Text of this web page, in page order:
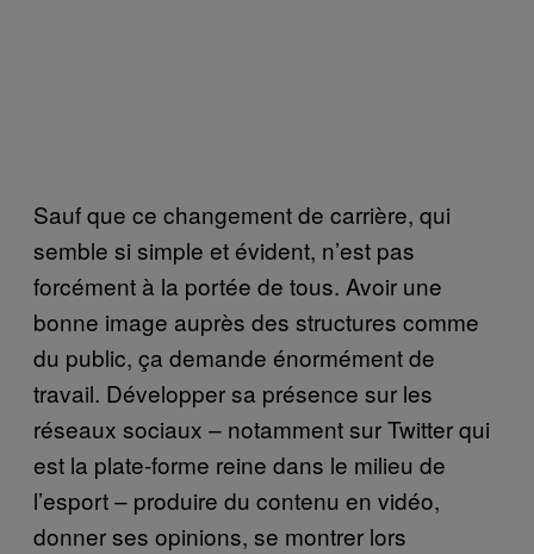
Sauf que ce changement de carrière, qui
semble si simple et évident, n’est pas
forcément à la portée de tous. Avoir une
bonne image auprès des structures comme
du public, ça demande énormément de
travail. Développer sa présence sur les
réseaux sociaux – notamment sur Twitter qui
est la plate-forme reine dans le milieu de
l’esport – produire du contenu en vidéo,
donner ses opinions, se montrer lors